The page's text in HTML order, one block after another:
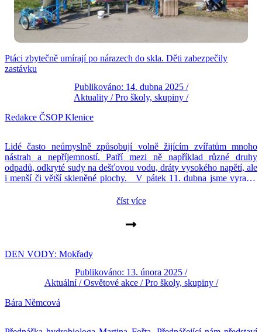
Ptáci zbytečně umírají po nárazech do skla. Děti zabezpečily
zastávku
Publikováno: 14. dubna 2025 /
Aktuality /Pro školy, skupiny /
Redakce ČSOP Klenice
Lidé často neúmyslně způsobují volně žijícím zvířatům mnoho
nástrah a nepříjemností. Patří mezi ně například různé druhy
odpadů, odkryté sudy na dešťovou vodu, dráty vysokého napětí, ale
i menší či větší skleněné plochy. V pátek 11. dubna jsme vyrazili
zastávku „Příhonská“ proti nárazům ptactva. Ročně tímto způsobem
číst více
DEN VODY: Mokřady
Publikováno: 13. února 2025 /
Aktuální/Osvětové akce/Pro školy, skupiny/
Bára Němcová